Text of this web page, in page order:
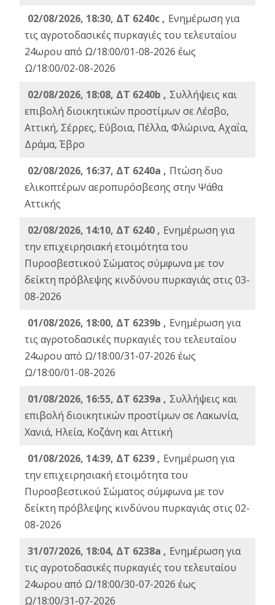
02/08/2026, 18:30, ΔΤ 6240c , Ενημέρωση για
τις αγροτοδασικές πυρκαγιές του τελευταίου
24ωρου από Ω/18:00/01-08-2026 έως
Ω/18:00/02-08-2026
02/08/2026, 18:08, ΔΤ 6240b , Συλλήψεις και
επιβολή διοικητικών προστίμων σε Λέσβο,
Αττική, Σέρρες, Εύβοια, Πέλλα, Φλώρινα, Αχαΐα,
Δράμα, Έβρο
02/08/2026, 16:37, ΔΤ 6240a , Πτώση δυο
ελικοπτέρων αεροπυρόσβεσης στην Ψάθα
Αττικής
02/08/2026, 14:10, ΔΤ 6240 , Ενημέρωση για
την επιχειρησιακή ετοιμότητα του
Πυροσβεστικού Σώματος σύμφωνα με τον
δείκτη πρόβλεψης κινδύνου πυρκαγιάς στις 03-
08-2026
01/08/2026, 18:00, ΔΤ 6239b , Ενημέρωση για
τις αγροτοδασικές πυρκαγιές του τελευταίου
24ωρου από Ω/18:00/31-07-2026 έως
Ω/18:00/01-08-2026
01/08/2026, 16:55, ΔΤ 6239a , Συλλήψεις και
επιβολή διοικητικών προστίμων σε Λακωνία,
Χανιά, Ηλεία, Κοζάνη και Αττική
01/08/2026, 14:39, ΔΤ 6239 , Ενημέρωση για
την επιχειρησιακή ετοιμότητα του
Πυροσβεστικού Σώματος σύμφωνα με τον
δείκτη πρόβλεψης κινδύνου πυρκαγιάς στις 02-
08-2026
31/07/2026, 18:04, ΔΤ 6238a , Ενημέρωση για
τις αγροτοδασικές πυρκαγιές του τελευταίου
24ωρου από Ω/18:00/30-07-2026 έως
Ω/18:00/31-07-2026